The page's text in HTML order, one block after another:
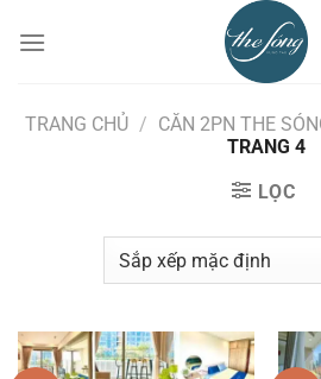
đến
TRANG CHỦ / CĂN 2PN THE
TRANG 4
LỌC